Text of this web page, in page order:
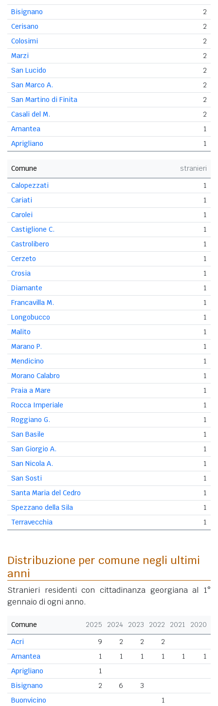
Bisignano
2
Cerisano
2
Colosimi
2
Marzi
2
San Lucido
2
San Marco A.
2
San Martino di Finita
2
Casali del M.
2
Amantea
1
Aprigliano
1
Comune
stranieri
Calopezzati
1
Cariati
1
Carolei
1
Castiglione C.
1
Castrolibero
1
Cerzeto
1
Crosia
1
Diamante
1
Francavilla M.
1
Longobucco
1
Malito
1
Marano P.
1
Mendicino
1
Morano Calabro
1
Praia a Mare
1
Rocca Imperiale
1
Roggiano G.
1
San Basile
1
San Giorgio A.
1
San Nicola A.
1
San Sosti
1
Santa Maria del Cedro
1
Spezzano della Sila
1
Terravecchia
1
Distribuzione per comune negli ultimi
anni
Stranieri residenti con cittadinanza georgiana al 1°
gennaio di ogni anno.
Comune 2025 2024 2023 2022 2021
2020
Acri
9 2 2
2
Amantea
1 1 1 1 1
1
Aprigliano
1
Bisignano
2 6
3
Buonvicino
1